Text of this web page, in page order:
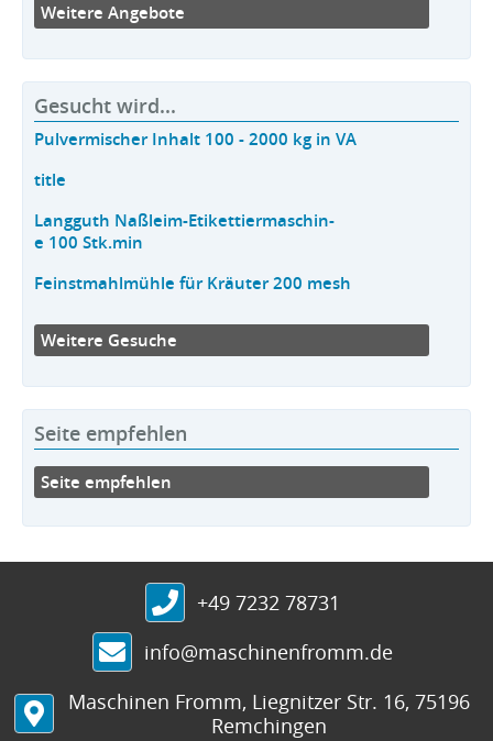
Weitere Angebote
Gesucht wird...
Pulvermischer Inhalt 100 - 2000 kg in VA
title
Langguth Naßleim-Etikettiermaschin-
e 100 Stk.min
Feinstmahlmühle für Kräuter 200 mesh
Weitere Gesuche
Seite empfehlen
Seite empfehlen
+49 7232 78731
info@maschinenfromm.de
Maschinen Fromm, Liegnitzer Str. 16, 75196
Remchingen